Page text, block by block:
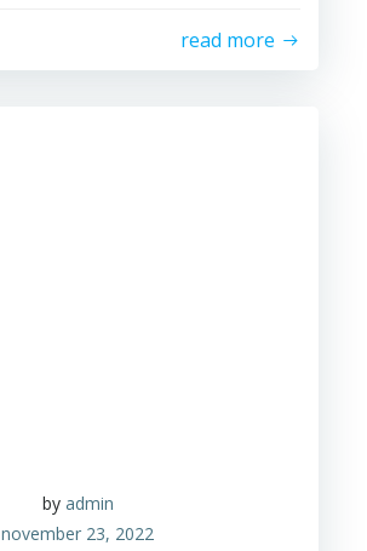
read more
by admin
november 23, 2022